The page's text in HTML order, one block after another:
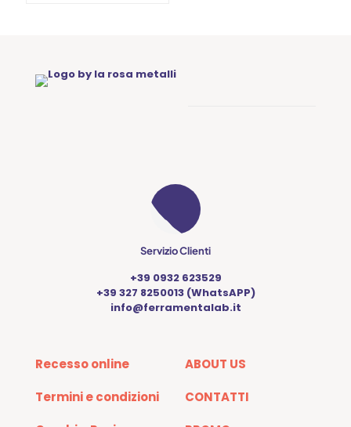
Servizio Clienti
+39 0932 623529
+39 327 8250013 (WhatsAPP)
info@ferramentalab.it
Recesso online
Termini e condizioni
ABOUT US
CONTATTI